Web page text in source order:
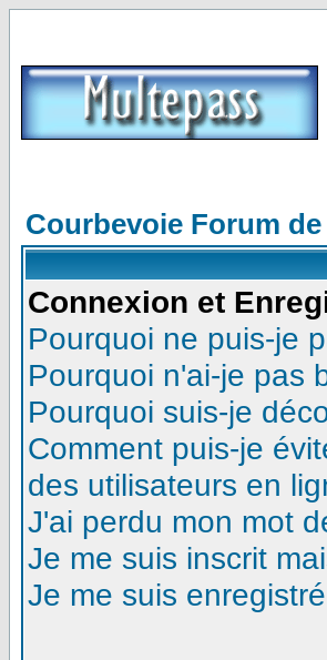
Courbevoie Forum
Connexion et
Pourquoi ne puis-je
Pourquoi n'ai-je pas
Pourquoi suis-je
Comment puis-je
des utilisateurs en
J'ai perdu mon mot
Je me suis inscrit
Je me suis